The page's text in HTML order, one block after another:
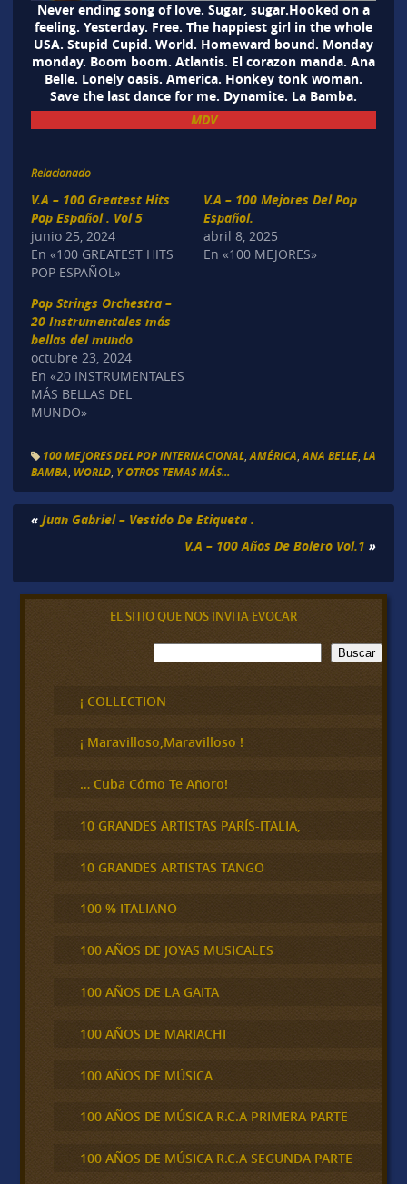
Never ending song of love. Sugar, sugar.Hooked on a
feeling. Yesterday. Free. The happiest girl in the whole
USA. Stupid Cupid. World. Homeward bound. Monday
monday. Boom boom. Atlantis. El corazon manda. Ana
Belle. Lonely oasis. America. Honkey tonk woman.
Save the last dance for me. Dynamite. La Bamba.
MDV
Relacionado
V.A – 100 Greatest Hits
Pop Español . Vol 5
junio 25, 2024
En «100 GREATEST HITS
POP ESPAÑOL»
V.A – 100 Mejores Del Pop
Español.
abril 8, 2025
En «100 MEJORES»
Pop Strings Orchestra –
20 Instrumentales más
bellas del mundo
octubre 23, 2024
En «20 INSTRUMENTALES
MÁS BELLAS DEL
MUNDO»
100 MEJORES DEL POP INTERNACIONAL, AMÉRICA ANA BELLE, LA
BAMBA WORLD, Y OTROS TEMAS MÁS...
« Juan Gabriel – Vestido De Etiqueta .
V.A – 100 Años De Bolero Vol.1 »
EL SITIO QUE NOS INVITA EVOCAR
B
u
c
a
Buscar
¡ COLLECTION
¡ Maravilloso,Maravilloso !
… Cuba Cómo Te Añoro!
10 GRANDES ARTISTAS PARÍS-ITALIA,
10 GRANDES ARTISTAS TANGO
100 % ITALIANO
100 AÑOS DE JOYAS MUSICALES
100 AÑOS DE LA GAITA
100 AÑOS DE MARIACHI
100 AÑOS DE MÚSICA
100 AÑOS DE MÚSICA R.C.A PRIMERA PARTE
100 AÑOS DE MÚSICA R.C.A SEGUNDA PARTE